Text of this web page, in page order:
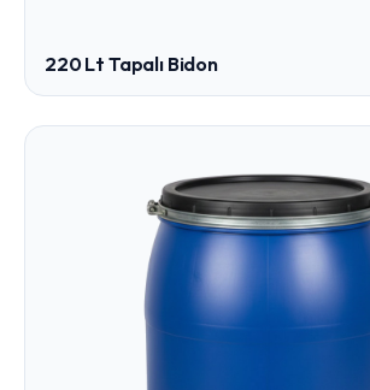
220 Lt Tapalı Bidon